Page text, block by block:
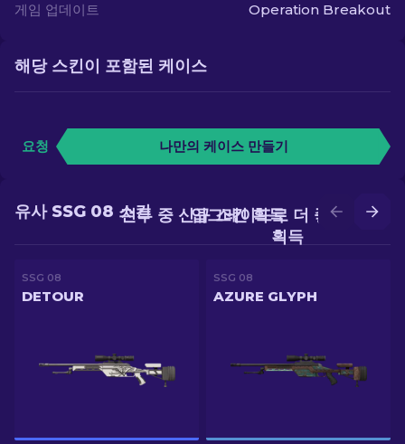
게임 업데이트
Operation Breakout
해당 스킨이 포함된 케이스
요청 나만의 케이스 만들기
업그레이드로 더 좋은 스킨
획득
전투 중 신규 스킨 획득
유사 SSG 08 스킨
SSG 08
DETOUR
SSG 08
AZURE GLYPH